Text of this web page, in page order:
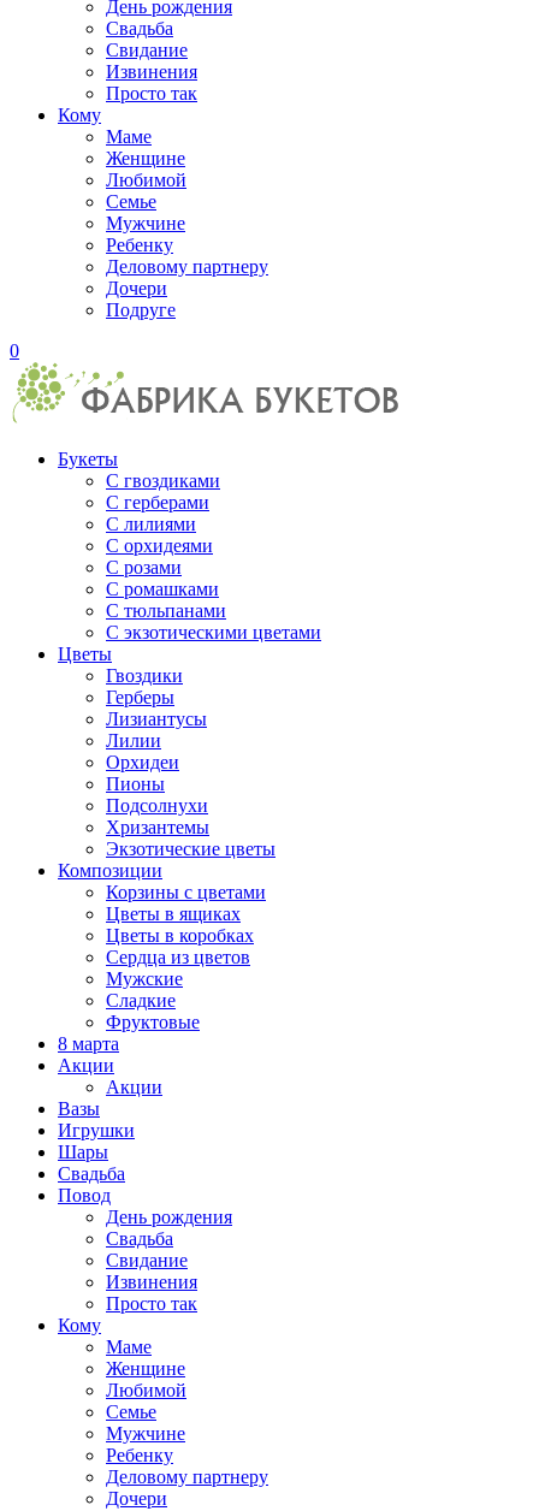
День рождения
Свадьба
Свидание
Извинения
Просто так
Кому
Маме
Женщине
Любимой
Семье
Мужчине
Ребенку
Деловому партнеру
Дочери
Подруге
0
Букеты
С гвоздиками
С герберами
С лилиями
С орхидеями
С розами
С ромашками
С тюльпанами
С экзотическими цветами
Цветы
Гвоздики
Герберы
Лизиантусы
Лилии
Орхидеи
Пионы
Подсолнухи
Хризантемы
Экзотические цветы
Композиции
Корзины с цветами
Цветы в ящиках
Цветы в коробках
Сердца из цветов
Мужские
Сладкие
Фруктовые
8 марта
Акции
Акции
Вазы
Игрушки
Шары
Свадьба
Повод
День рождения
Свадьба
Свидание
Извинения
Просто так
Кому
Маме
Женщине
Любимой
Семье
Мужчине
Ребенку
Деловому партнеру
Дочери